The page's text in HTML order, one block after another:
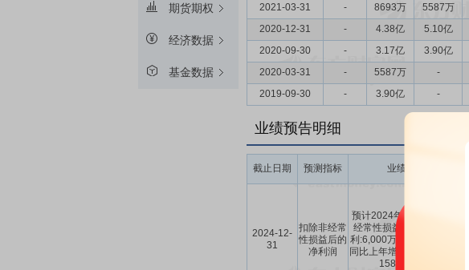
期货期权
经济数据
基金数据
2021-03-31
- 8693万 5587万
2020-12-31
- 4.38亿 5.10亿
2020-09-30
- 3.17亿 3.90亿
2020-03-31
- 5587万 -
2019-09-30
- 3.90亿 -
业绩预告明细
截止日期 预测指标 业绩变动
2024-12-
31
扣除非经常
性损益后的
净利润
预计2024年1-12月扣除非
经常性损益后的净利润盈
利:6,000万元至8,500万元,
同比上年增长:1089.23%至
1584.74%。